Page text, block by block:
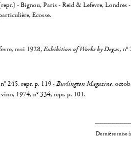
- Bignou, Paris - Reid & Lefevre, Londres
Ecosse.
mai 1928,Exhibition of Works by Degas, n°
245, repr. p. 119 -Burlington Magazine,
1974, n° 334, repr. p. 101.
Dernière mise